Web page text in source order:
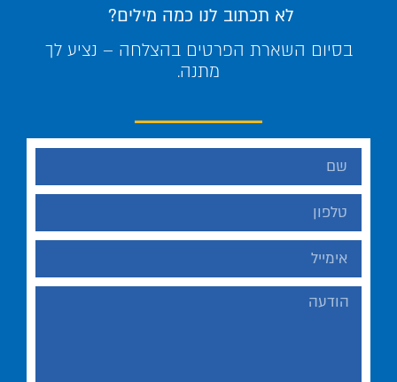
לא תכתוב לנו כמה מילים?
בסיום השארת הפרטים בהצלחה – נציע לך
מתנה.